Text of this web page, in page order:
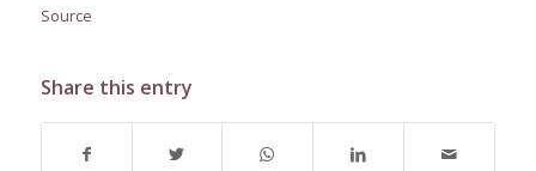
Source
Share this entry